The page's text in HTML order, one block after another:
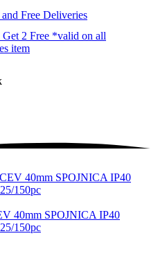
Free Deliveries
2 Free *valid on all
item
40mm SPOJNICA IP40
150pc